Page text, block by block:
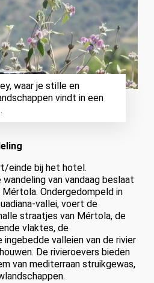
waar je stille en
vindt in een
einde bij het hotel.
van vandaag beslaat
Ondergedompeld in
vallei, voert de
straatjes van Mértola, de
vlaktes, de
valleien van de rivier
De rivieroevers bieden
van mediterraan struikgewas,